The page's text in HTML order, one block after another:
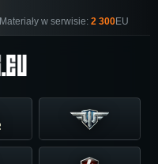
Materiały w serwisie: 2 300EU